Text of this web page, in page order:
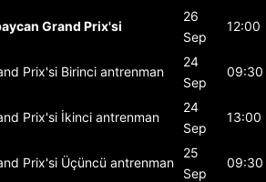
Grand Prix'si
26
Sep
12:00
Prix'si Birinci antrenman
24
Sep
09:30
Prix'si İkinci antrenman
24
Sep
13:00
Prix'si Üçüncü antrenman
25
Sep
09:30